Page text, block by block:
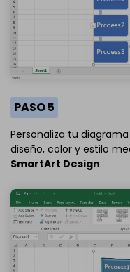
PASO 5
Personaliza tu
diseño, color y estilo
SmartArt Design.